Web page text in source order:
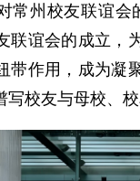
常州校友联谊
联谊会的成立，
带作用，成为凝
校友与母校、